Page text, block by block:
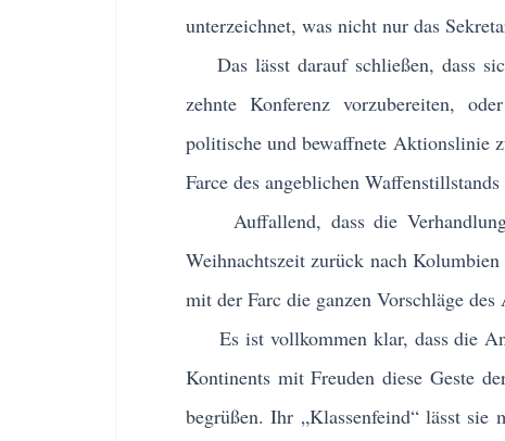
unterzeichnet, was nicht nur das
Das lässt darauf schließen, dass
zehnte Konferenz vorzubereiten,
politische und bewaffnete Aktionslinie
Farce des angeblichen
Auffallend, dass die
Weihnachtszeit zurück nach
mit der Farc die ganzen Vorschläge
Es ist vollkommen klar, dass die
Kontinents mit Freuden diese Geste
begrüßen. Ihr „Klassenfeind“ lässt sie